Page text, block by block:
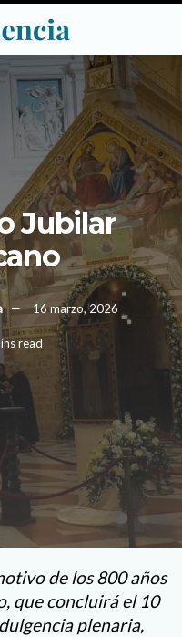
Jubilar
16 marzo, 2026
read
de los 800 años
que concluirá el 10
plenaria,